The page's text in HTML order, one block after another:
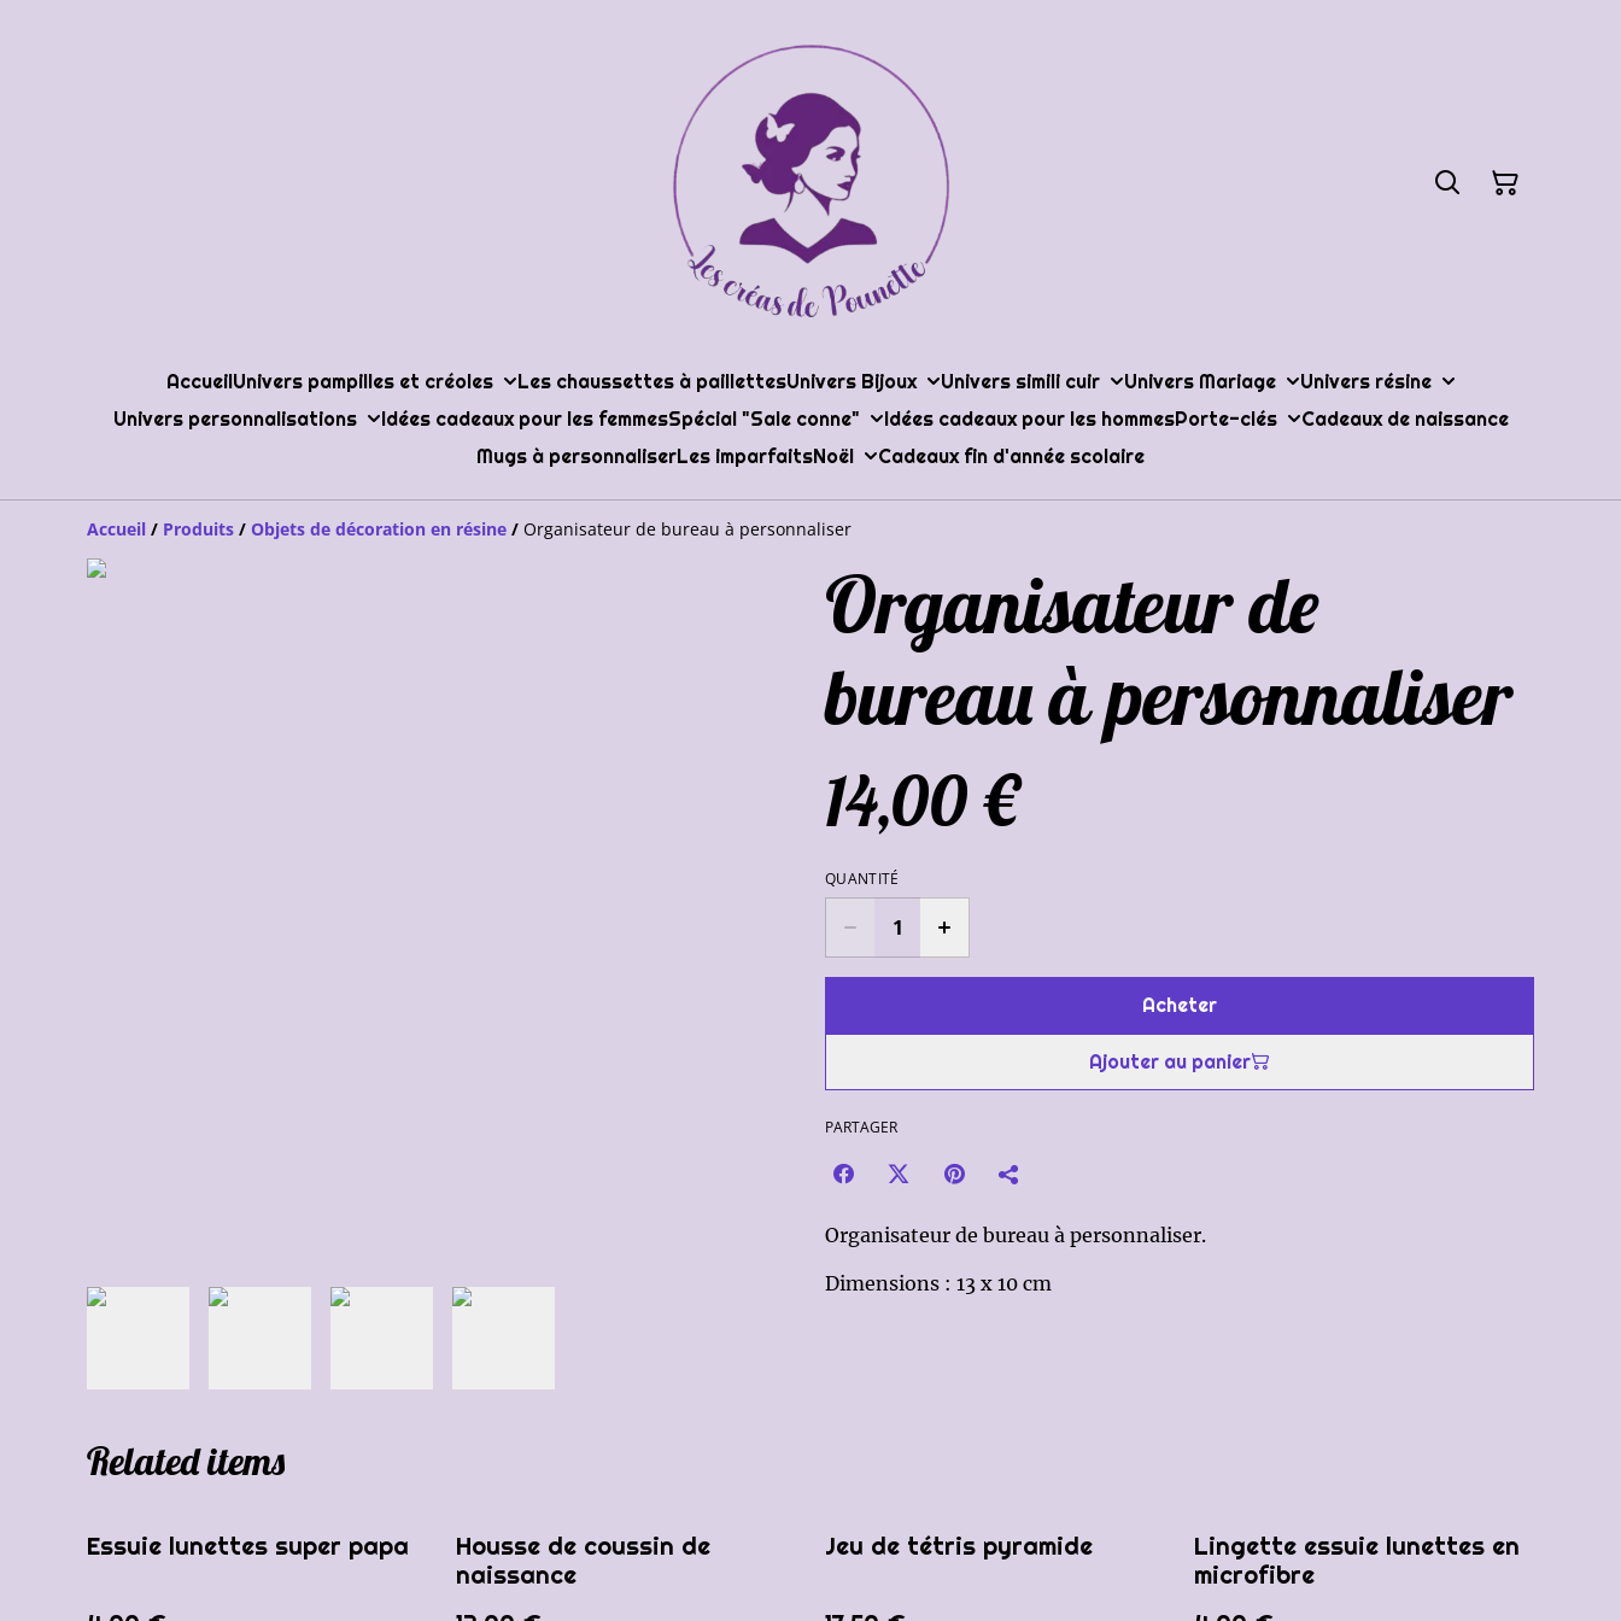
AccueilUnivers pampilles et créoles Les chaussettes à paillettesUnivers Bijoux Univers simili cuir Univers Mariage
Univers résine
Univers personnalisations
Idées cadeaux pour les femmesSpécial "Sale conne" Idées cadeaux pour les hommesPorte-clés
Cadeaux de naissance
Mugs à personnaliserLes imparfaitsNoël Cadeaux fin d'année scolaire
Accueil / Produits / Objets de décoration en résine / Organisateur de bureau à personnaliser
Organisateur de
bureau à personnaliser
14,00 €
QUANTITÉ
Acheter
Ajouter au panier
PARTAGER
Organisateur de bureau à personnaliser.
Dimensions : 13 x 10 cm
Related items
Essuie lunettes super papa
Housse de coussin de
naissance
Jeu de tétris pyramide
Lingette essuie lunettes en
microfibre